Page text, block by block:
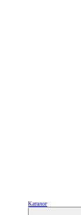
Каталог